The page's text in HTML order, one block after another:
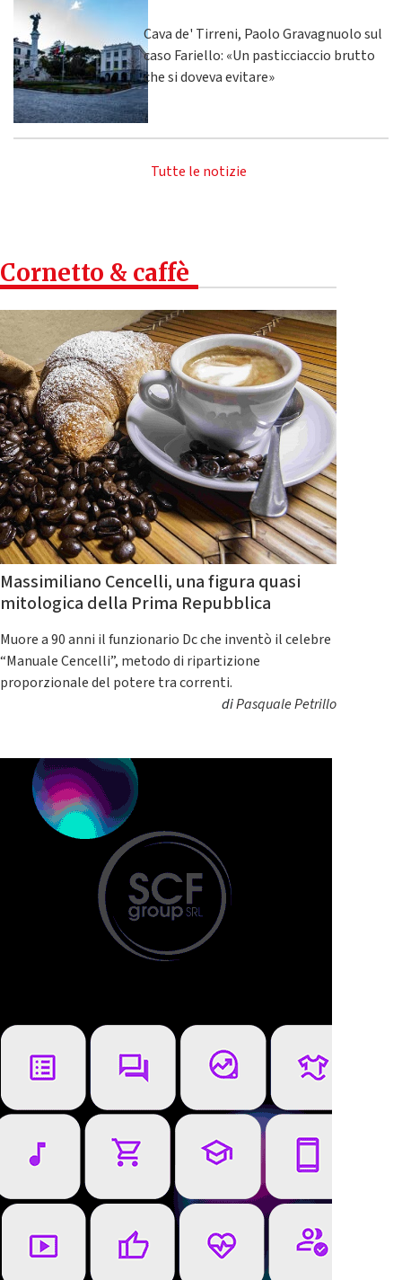
Cava de' Tirreni, Paolo Gravagnuolo sul
caso Fariello: «Un pasticciaccio brutto
che si doveva evitare»
Tutte le notizie
Cornetto & caffè
Massimiliano Cencelli, una figura quasi
mitologica della Prima Repubblica
Muore a 90 anni il funzionario Dc che inventò il celebre
“Manuale Cencelli”, metodo di ripartizione
proporzionale del potere tra correnti.
diPasquale Petrillo